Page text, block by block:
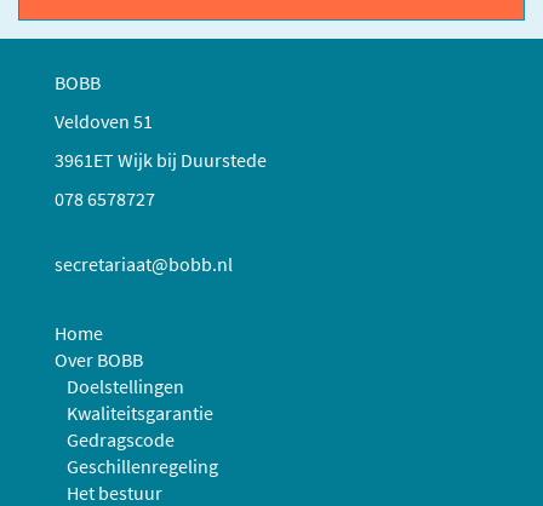
BOBB
Veldoven 51
3961ET Wijk bij Duurstede
078 6578727
secretariaat@bobb.nl
Home
Over BOBB
Doelstellingen
Kwaliteitsgarantie
Gedragscode
Geschillenregeling
Het bestuur